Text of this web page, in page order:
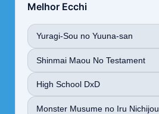
Melhor Ecchi
Yuragi-Sou no Yuuna-san
Shinmai Maou No Testament
High School DxD
Monster Musume no Iru Nichijou